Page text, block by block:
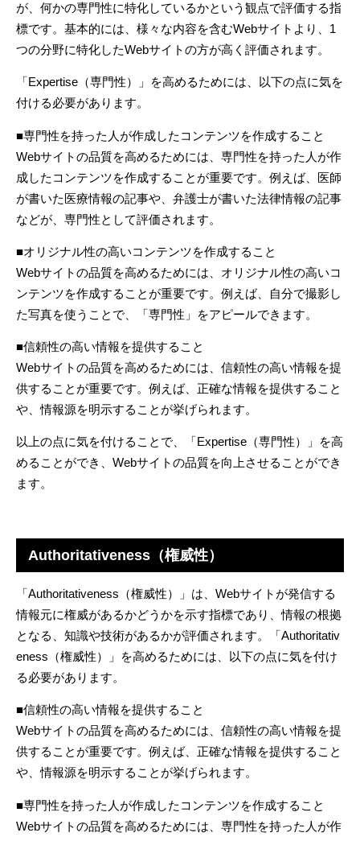
が、何かの専門性に特化しているかという観点で評価する指
標です。基本的には、様々な内容を含むWebサイトより、 1
つの分野に特化したWebサイトの方が高く評価されます。
「 Expertise （専門性）」を高めるためには、以下の点に気を
付ける必要があります。
■専門性を持った人が作成したコンテンツを作成すること
Webサイトの品質を高めるためには、専門性を持った人が作
成したコンテンツを作成することが重要です。例えば、医師
が書いた医療情報の記事や、弁護士が書いた法律情報の記事
などが、専門性として評価されます。
■オリジナル性の高いコンテンツを作成すること
Webサイトの品質を高めるためには、オリジナル性の高いコ
ンテンツを作成することが重要です。例えば、自分で撮影し
た写真を使うことで、「専門性」をアピールできます。
■信頼性の高い情報を提供すること
Webサイトの品質を高めるためには、信頼性の高い情報を提
供することが重要です。例えば、正確な情報を提供すること
や、情報源を明示することが挙げられます。
以上の点に気を付けることで、「Expertise （専門性）」を高
めることができ、 Webサイトの品質を向上させることができ
ます。
Authoritativeness（権威性）
「Authoritativeness （権威性）」は、 Webサイトが発信する
情報元に権威があるかどうかを示す指標であり、情報の根拠
となる、知識や技術があるかが評価されます。「Authoritativ
eness （権威性）」を高めるためには、以下の点に気を付け
る必要があります。
■信頼性の高い情報を提供すること
Webサイトの品質を高めるためには、信頼性の高い情報を提
供することが重要です。例えば、正確な情報を提供すること
や、情報源を明示することが挙げられます。
■専門性を持った人が作成したコンテンツを作成すること
Webサイトの品質を高めるためには、専門性を持った人が作